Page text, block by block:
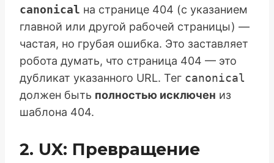
canonical на странице 404 (с указанием
главной или другой рабочей страницы) —
частая, но грубая ошибка. Это заставляет
робота думать, что страница 404 — это
дубликат указанного URL. Тег canonical
должен быть полностью исключен из
шаблона 404.
2. UX: Превращение